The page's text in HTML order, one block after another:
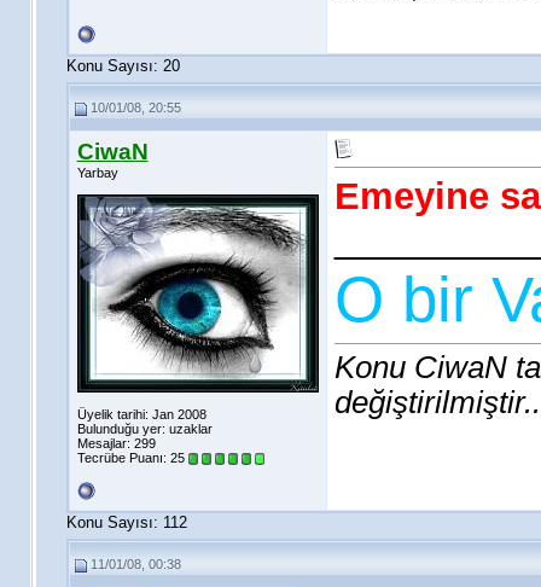
Konu Sayısı: 20
10/01/08, 20:55
CiwaN
Yarbay
Üyelik tarihi: Jan 2008
Bulunduğu yer: uzaklar
Mesajlar: 299
Tecrübe Puanı: 25
Emeyine
O bir
Konu CiwaN
değiştirilmiştir..
Konu Sayısı: 112
11/01/08, 00:38